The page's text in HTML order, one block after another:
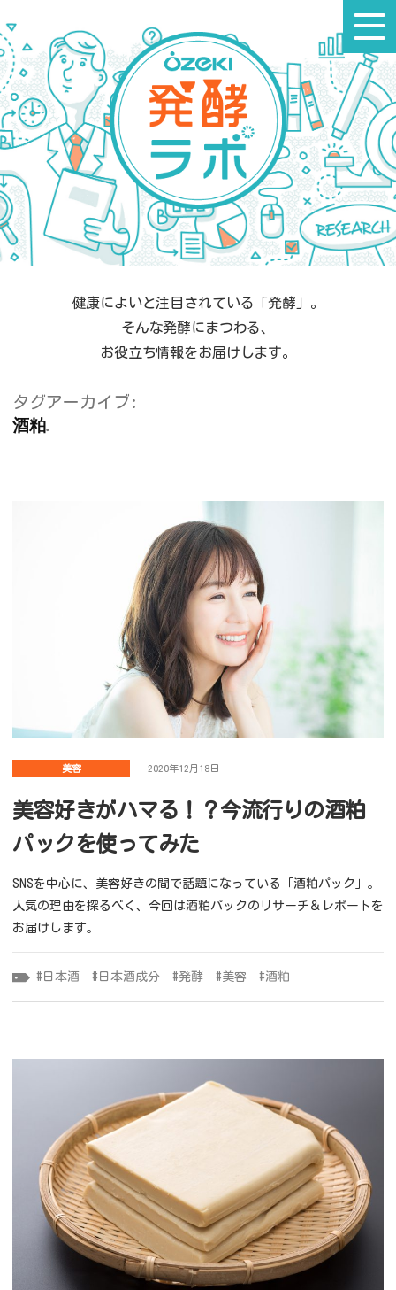
ン
テ
ン
ツ
へ
ス
キ
ッ
プ
健康によいと注目されている「発酵」。
そんな発酵にまつわる、
お役立ち情報をお届けします。
タグアーカイブ:
酒粕
美容 2020年12月18日
美容好きがハマる！？今流行りの酒粕
パックを使ってみた
SNSを中心に、美容好きの間で話題になっている「酒粕パック」。
人気の理由を探るべく、今回は酒粕パックのリサーチ＆レポートを
お届けします。
日本酒 日本酒成分 発酵 美容 酒粕